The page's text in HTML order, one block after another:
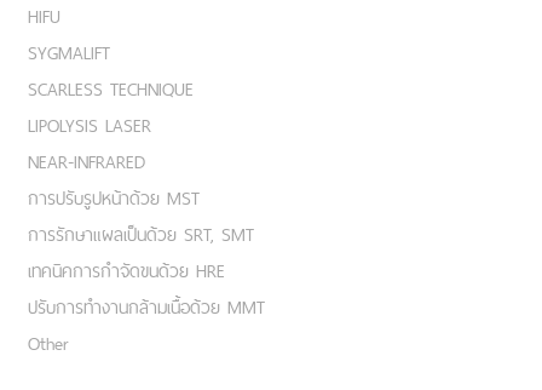
HIFU
SYGMALIFT
SCARLESS TECHNIQUE
LIPOLYSIS LASER
NEAR-INFRARED
การปรับรูปหน้าด้วย MST
การรักษาแผลเป็นด้วย SRT, SMT
เทคนิคการกำจัดขนด้วย HRE
ปรับการทำงานกล้ามเนื้อด้วย MMT
Other